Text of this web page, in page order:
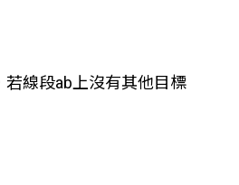
線段ab上沒有其他目標